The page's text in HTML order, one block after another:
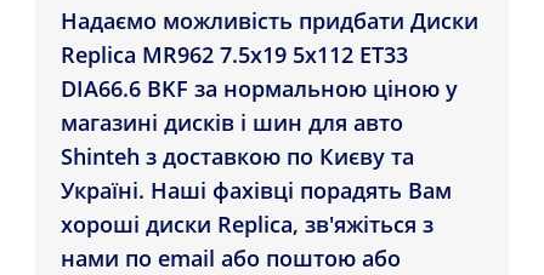
Надаємо можливість придбати Диски
Replica MR962 7.5x19 5x112 ET33
DIA66.6 BKF за нормальною ціною у
магазині дисків і шин для авто
Shinteh з доставкою по Києву та
Україні. Наші фахівці порадять Вам
хороші диски Replica, зв'яжіться з
нами по email або поштою або